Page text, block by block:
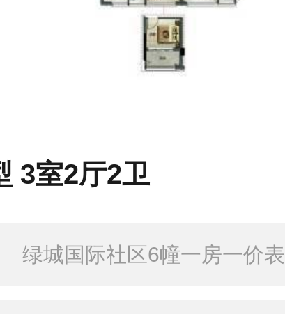
3室2厅2卫
绿城国际社区6幢一房一价表